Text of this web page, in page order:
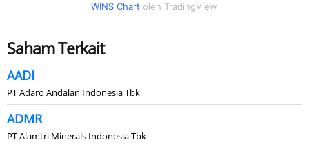
WINS Chart oleh TradingView
Saham Terkait
AADI
PT Adaro Andalan Indonesia Tbk
ADMR
PT Alamtri Minerals Indonesia Tbk